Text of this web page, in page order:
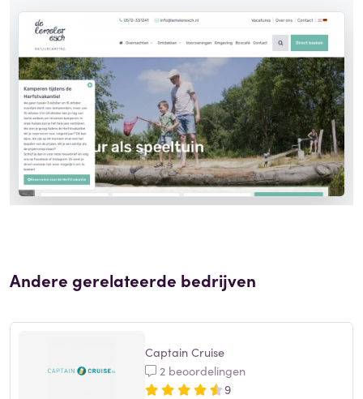
Andere gerelateerde bedrijven
Captain Cruise
2 beoordelingen
9